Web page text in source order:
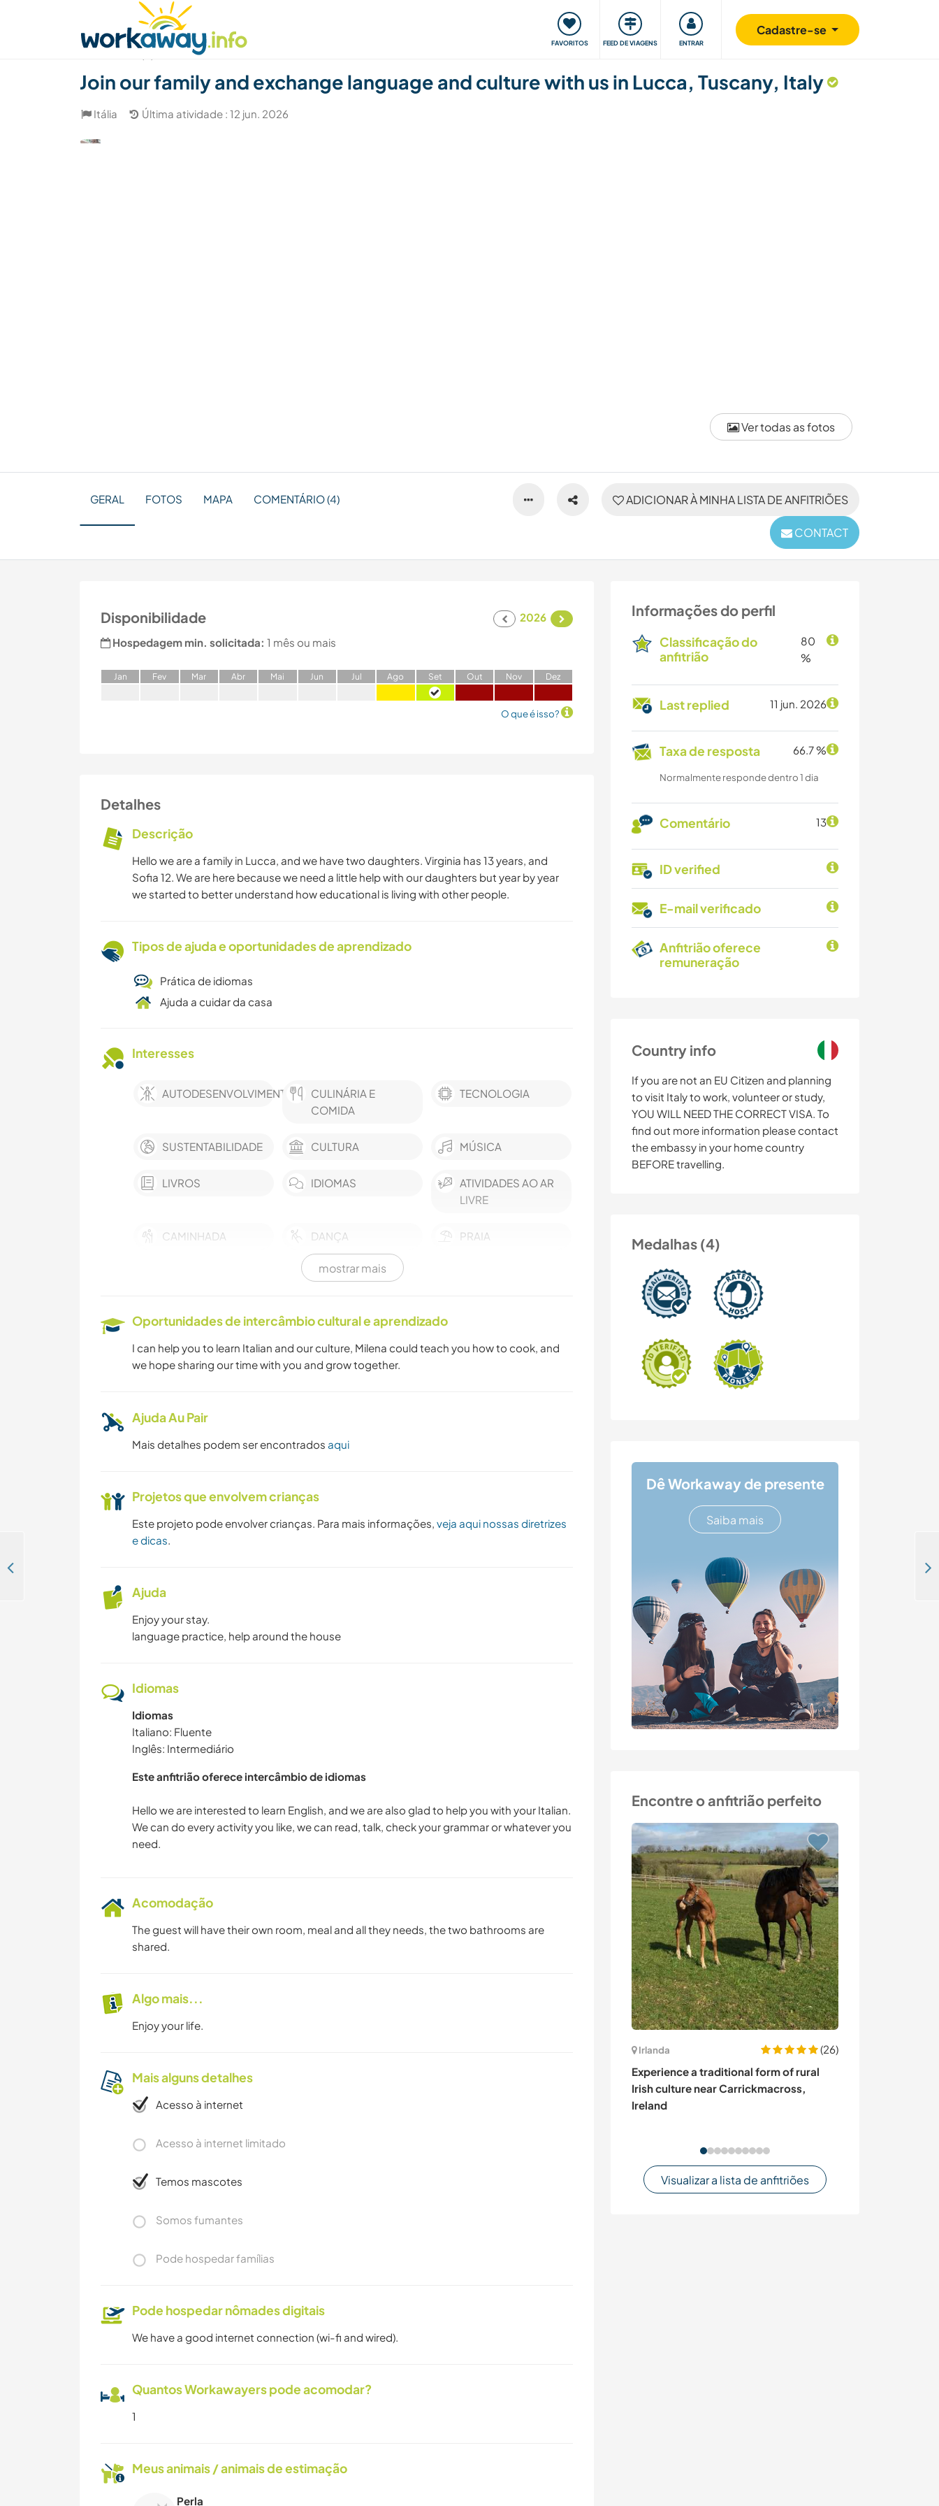
FAVORITOS FEED DE VIAGENS ENTRAR
Cadastre-se
Achar anfitrião Parceiro de viagem Viaje e aprenda Comunidade Retribuindo Segurança
Ver todas as fotos
Join our family and exchange language and culture with us in Lucca, Tuscany, Italy
Itália Última atividade : 12 jun. 2026
ADICIONAR À MINHA LISTA DE ANFITRIÕES
CONTACT
GERAL FOTOS MAPA COMENTÁRIO (4)
Informações do perfil
Classificação do
anfitrião
80
%
Last replied 11 jun. 2026
Taxa de resposta 66.7 %
Normalmente responde dentro 1 dia
Comentário 13
ID verified
E-mail verificado
Anfitrião oferece
remuneração
Country info
If you are not an EU Citizen and planning
to visit Italy to work, volunteer or study,
YOU WILL NEED THE CORRECT VISA. To
find out more information please contact
the embassy in your home country
BEFORE travelling.
Medalhas (4)
Dê Workaway de presente
Saiba mais
Encontre o anfitrião perfeito
Irlanda
(26)
Experience a traditional form of rural
Irish culture near Carrickmacross,
Ireland
Visualizar a lista de anfitriões
Disponibilidade
2026
Hospedagem min. solicitada: 1 mês ou mais
Jan Fev Mar Abr Mai Jun Jul Ago Set Out Nov Dez
O que é isso?
Detalhes
Descrição
Hello we are a family in Lucca, and we have two daughters. Virginia has 13 years, and
Sofia 12. We are here because we need a little help with our daughters but year by year
we started to better understand how educational is living with other people.
Tipos de ajuda e oportunidades de aprendizado
Prática de idiomas
Ajuda a cuidar da casa
Interesses
AUTODESENVOLVIMENTO
CULINÁRIA E
COMIDA
TECNOLOGIA
SUSTENTABILIDADE CULTURA MÚSICA
LIVROS IDIOMAS
ATIVIDADES AO AR
LIVRE
CAMINHADA DANÇA PRAIA
mostrar mais
Oportunidades de intercâmbio cultural e aprendizado
I can help you to learn Italian and our culture, Milena could teach you how to cook, and
we hope sharing our time with you and grow together.
Ajuda Au Pair
Mais detalhes podem ser encontrados aqui
Projetos que envolvem crianças
Este projeto pode envolver crianças. Para mais informações, veja aqui nossas diretrizes
e dicas.
Ajuda
Enjoy your stay.
language practice, help around the house
Idiomas
Idiomas
Italiano: Fluente
Inglês: Intermediário
Este anfitrião oferece intercâmbio de idiomas
Hello we are interested to learn English, and we are also glad to help you with your Italian.
We can do every activity you like, we can read, talk, check your grammar or whatever you
Acomodação
The guest will have their own room, meal and all they needs, the two bathrooms are
shared.
Algo mais...
Enjoy your life.
Mais alguns detalhes
Acesso à internet
Acesso à internet limitado
Temos mascotes
Somos fumantes
Pode hospedar famílias
Pode hospedar nômades digitais
We have a good internet connection (wi-fi and wired).
Quantos Workawayers pode acomodar?
1
Meus animais / animais de estimação
Perla